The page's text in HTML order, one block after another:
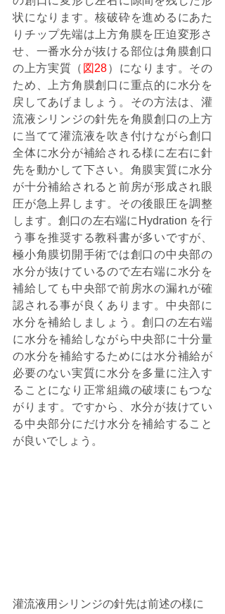
状になります。核破砕を進めるにあた
りチップ先端は上方角膜を圧迫変形さ
せ、一番水分が抜ける部位は角膜創口
の上方実質（ 図28）になります。その
ため、上方角膜創口に重点的に水分を
戻してあげましょう。その方法は、灌
流液シリンジの針先を角膜創口の上方
に当てて灌流液を吹き付けながら創口
全体に水分が補給される様に左右に針
先を動かして下さい。角膜実質に水分
が十分補給されると前房が形成され眼
圧が急上昇します。その後眼圧を調整
します。創口の左右端にHydration を行
う事を推奨する教科書が多いですが、
極小角膜切開手術では創口の中央部の
水分が抜けているので左右端に水分を
補給しても中央部で前房水の漏れが確
認される事が良くあります。中央部に
水分を補給しましょう。創口の左右端
に水分を補給しながら中央部に十分量
の水分を補給するためには水分補給が
必要のない実質に水分を多量に注入す
ることになり正常組織の破壊にもつな
がります。ですから、水分が抜けてい
る中央部分にだけ水分を補給すること
が良いでしょう。
灌流液用シリンジの針先は前述の様に